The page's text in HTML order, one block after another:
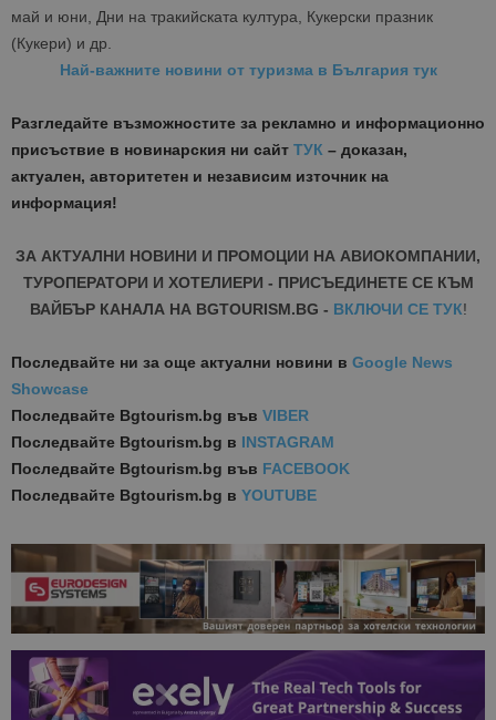
май и юни, Дни на тракийската култура, Кукерски празник
(Кукери) и др.
Най-важните новини от туризма в България тук
Разгледайте възможностите за рекламно и информационно
присъствие в новинарския ни сайт ТУК – доказан,
актуален, авторитетен и независим източник на
информация!
ЗА АКТУАЛНИ НОВИНИ И ПРОМОЦИИ НА АВИОКОМПАНИИ,
ТУРОПЕРАТОРИ И ХОТЕЛИЕРИ - ПРИСЪЕДИНЕТЕ СЕ КЪМ
ВАЙБЪР КАНАЛА НА BGTOURISM.BG - ВКЛЮЧИ СЕ ТУК!
Последвайте ни за още актуални новини в Google News
Showcase
Последвайте Bgtourism.bg във VIBER
Последвайте Bgtourism.bg в INSTAGRAM
Последвайте Bgtourism.bg във FACEBOOK
Последвайте Bgtourism.bg в YOUTUBE